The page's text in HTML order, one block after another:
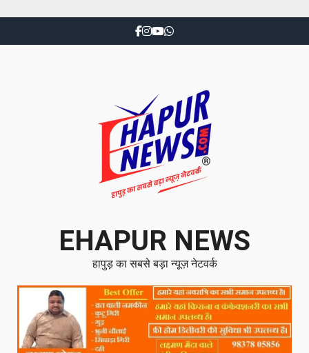
EHAPUR NEWS
हापुड़ का सबसे बड़ा न्यूज़ नेटवर्क